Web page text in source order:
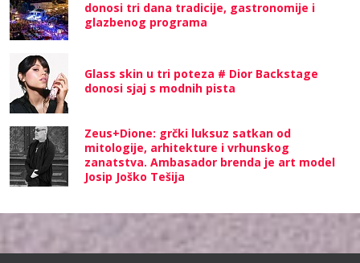
donosi tri dana tradicije, gastronomije i
glazbenog programa
Glass skin u tri poteza # Dior Backstage
donosi sjaj s modnih pista
Zeus+Dione: grčki luksuz satkan od
mitologije, arhitekture i vrhunskog
zanatstva. Ambasador brenda je art model
Josip Joško Tešija